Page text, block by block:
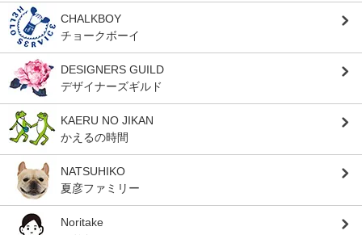
CHALKBOY
チョークボーイ
DESIGNERS GUILD
デザイナーズギルド
KAERU NO JIKAN
かえるの時間
NATSUHIKO
夏彦ファミリー
Noritake